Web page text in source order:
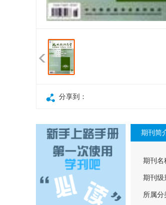
分享到：
期刊简
期刊名
期刊级
所属分